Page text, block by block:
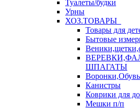
Туалеты/будки
Урны
ХОЗ.ТОВАРЫ
Товары для
Бытовые
ШПАГАТЫ
Воронки,Обувь
Канистры
Коврики для
Мешки п/п